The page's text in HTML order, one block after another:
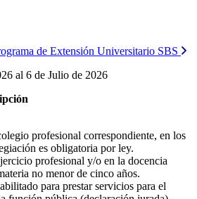
de Extensión Universitario SBS
al 6 de Julio de 2026
profesional correspondiente, en los
es obligatoria por ley.
profesional y/o en la docencia
no menor de cinco años.
para prestar servicios para el